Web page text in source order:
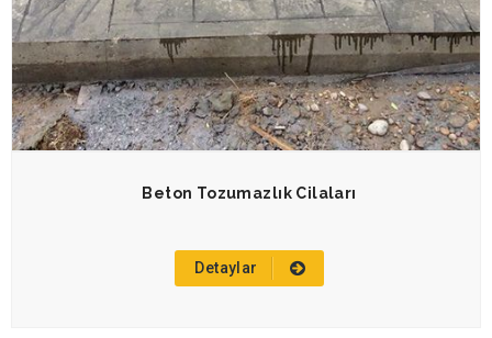
Beton Tozumazlık Cilaları
Detaylar